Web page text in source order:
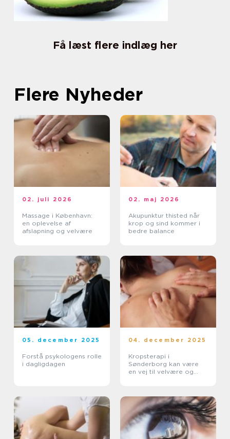
Få læst flere indlæg her
Flere Nyheder
02. juli 2026
Massage i København:
en oplevelse af
afslapning og velvære
02. maj 2026
Akupunktur thisted når
krop og sind kommer i
bedre balance
05. december 2025
Forstå psykologens rolle
i dagligdagen
04. december 2025
Kropsterapi i
Sønderborg kan være
en vej til velvære og